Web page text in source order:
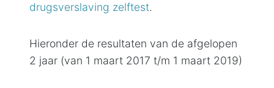
drugsverslaving zelftest.
Hieronder de resultaten van de afgelopen
2 jaar (van 1 maart 2017 t/m 1 maart 2019)